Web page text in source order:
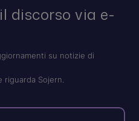
discorso via e-
su notizie di
Sojern.